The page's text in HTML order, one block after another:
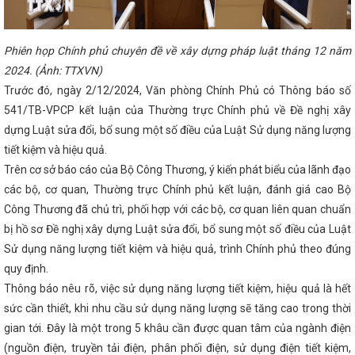
mại quốc tế Vietnam Expo 2023
Bộ Công Thương họp chuẩn
MTV Vận hành hệ thống điện và thị trường điện Quốc gia
Coi
giới là nhiệm vụ chính trị trọng tâm, xuyên suốt
KẾT QUẢ HOẠT
I NĂM 2023
Tổ chức các hoạt động hưởng ứng Ngày Quyền
năm 2025
Chủ tịch UBND tỉnh ban hành Công điện về việc chủ
phó với bão số 12 và mưa lũ
Doanh nhân trẻ Việt Nam đồng
đoạn phát triển mới
Công ty Điện lực Hà Tĩnh tăng hiệu suất
mạnh mẽ chuyển đổi số
i-HaTinh đạt hơn 100.000 lượt cài đặt
lập mới 1.100 doanh nghiệp trong năm 2024
‘Cú hích’ lớn cho
Mùa Thu 2025
VinFast và chương trình “Tự hào quê hương Hà Tĩnh”
đoàn Sở Công Thương nhiệm kỳ 2024-2027
Khai mạc Hội
nông thôn tiêu biểu khu vực phía Bắc năm 2022
Khai mạc
độ Hệ thống điện Quốc gia về Bộ Công Thương
CĐN Công
sum vầy – Xuân chia sẻ” năm 2024 mang đến nhiều niềm vui,
lao động
Công bố thành lập Đảng bộ Ban Tuyên giáo và
100 sản phẩm đặc trưng của Hà Tĩnh tham gia Hội chợ mùa Thu năm
CHÍ VỀ HỘI NGHỊ TRỰC TUYẾN KHỐI CÔNG THƯƠNG ĐỊA PHƯƠNG
PHÁT TRIỂN SẢN XUẤT KINH DOANH VÀ XUẤT, NHẬP KHẨU NĂM
vụ trọng tâm Quý II năm 2025
Mùa thu 2025 lần thứ nhất
Hà Tĩnh thành lập Cụm công
447 tỷ đồng
Tích cực, chủ động triển khai các giải pháp thúc
và tiêu dùng bền vững, thương mại bền vững đáp ứng các chính
Phiên họp Chính phủ chuyên đề về xây dựng pháp luật tháng 12 năm
2024. (Ảnh: TTXVN)
Trước đó, ngày 2/12/2024, Văn phòng Chính Phủ có Thông báo số
541/TB-VPCP kết luận của Thường trực Chính phủ về Đề nghị xây
dựng Luật sửa đổi, bổ sung một số điều của Luật Sử dụng năng lượng
tiết kiệm và hiệu quả.
Trên cơ sở báo cáo của Bộ Công Thương, ý kiến phát biểu của lãnh đạo
các bộ, cơ quan, Thường trực Chính phủ kết luận, đánh giá cao Bộ
Công Thương đã chủ trì, phối hợp với các bộ, cơ quan liên quan chuẩn
bị hồ sơ Đề nghị xây dựng Luật sửa đổi, bổ sung một số điều của Luật
Sử dụng năng lượng tiết kiệm và hiệu quả, trình Chính phủ theo đúng
quy định.
Thông báo nêu rõ, việc sử dụng năng lượng tiết kiệm, hiệu quả là hết
sức cần thiết, khi nhu cầu sử dụng năng lượng sẽ tăng cao trong thời
gian tới. Đây là một trong 5 khâu cần được quan tâm của ngành điện
(nguồn điện, truyền tải điện, phân phối điện, sử dụng điện tiết kiệm,